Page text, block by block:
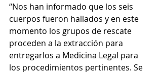
“Nos han informado que los seis
cuerpos fueron hallados y en este
momento los grupos de rescate
proceden a la extracción para
entregarlos a Medicina Legal para
los procedimientos pertinentes. Se